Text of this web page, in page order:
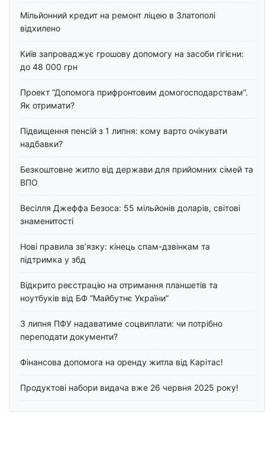
Мільйонний кредит на ремонт ліцею в Златополі
відхилено
Київ запроваджує грошову допомогу на засоби гігієни:
до 48 000 грн
Проект “Допомога прифронтовим домогосподарствам”.
Як отримати?
Підвищення пенсій з 1 липня: кому варто очікувати
надбавки?
Безкоштовне житло від держави для прийомних сімей та
ВПО
Весілля Джеффа Безоса: 55 мільйонів доларів, світові
знаменитості
Нові правила зв’язку: кінець спам-дзвінкам та
підтримка у збд
Відкрито реєстрацію на отримання планшетів та
ноутбуків від БФ “Майбутнє України”
З липня ПФУ надаватиме соцвиплати: чи потрібно
переподати документи?
Фінансова допомога на оренду житла від Карітас!
Продуктові набори видача вже 26 червня 2025 року!